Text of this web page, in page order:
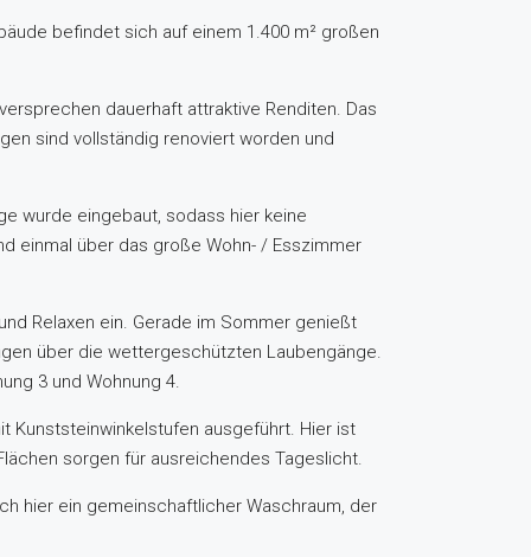
befindet sich auf einem 1.400 m² großen
dauerhaft attraktive Renditen. Das
sind vollständig renoviert worden und
wurde eingebaut, sodass hier keine
einmal über das große Wohn- / Esszimmer
Relaxen ein. Gerade im Sommer genießt
über die wettergeschützten Laubengänge.
3 und Wohnung 4.
Kunststeinwinkelstufen ausgeführt. Hier ist
sorgen für ausreichendes Tageslicht.
hier ein gemeinschaftlicher Waschraum, der